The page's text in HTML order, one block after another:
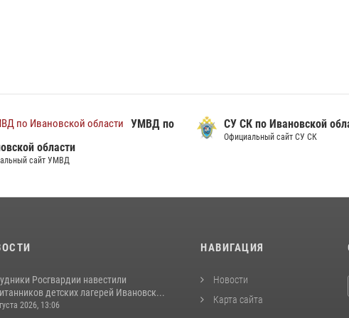
УМВД по
области
сайт УМВД
СУ СК по Ивановской
Официальный сайт СУ СК
Росгвардии навестили
детских лагерей Ивановск...
2026, 13:06
НАВИГАЦИЯ
Новости
Карта сайта